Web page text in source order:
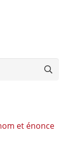
et énonce